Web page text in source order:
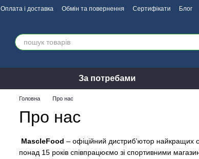
Оплата і доставка Обмін та повернення Сертифікати Блог
За потребами
Головна Про нас
Про нас
MascleFood – офіційний дистриб’ютор найкращих
понад 15 років співпрацюємо зі спортивними